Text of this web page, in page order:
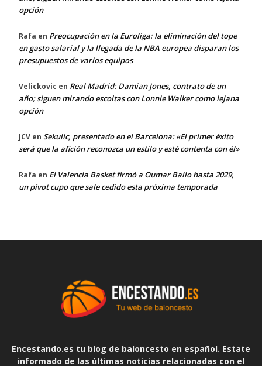
opción
Rafa en Preocupación en la Euroliga: la eliminación del tope
en gasto salarial y la llegada de la NBA europea disparan los
presupuestos de varios equipos
Velickovic en Real Madrid: Damian Jones, contrato de un
año; siguen mirando escoltas con Lonnie Walker como lejana
opción
JCV en Sekulic, presentado en el Barcelona: «El primer éxito
será que la afición reconozca un estilo y esté contenta con él»
Rafa en El Valencia Basket firmó a Oumar Ballo hasta 2029,
un pívot cupo que sale cedido esta próxima temporada
Encestando.es tu blog de baloncesto en español. Estate
informado de las últimas noticias relacionadas con el